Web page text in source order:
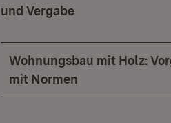
und Vergabe
Wohnungsbau mit Holz:
mit Normen